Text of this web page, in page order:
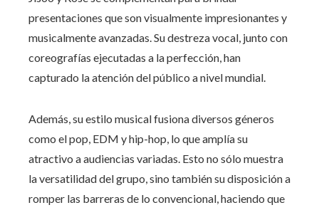
presentaciones que son visualmente impresionantes y
musicalmente avanzadas. Su destreza vocal, junto con
coreografías ejecutadas a la perfección, han
capturado la atención del público a nivel mundial.
Además, su estilo musical fusiona diversos géneros
como el pop, EDM y hip-hop, lo que amplía su
atractivo a audiencias variadas. Esto no sólo muestra
la versatilidad del grupo, sino también su disposición a
romper las barreras de lo convencional, haciendo que